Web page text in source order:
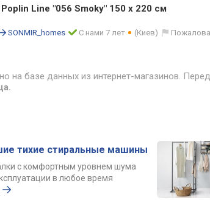
Line "056 Smoky" 150 х 220 см
SONMIR_homes С нами 7 лет (Киев)
на базе данных из интернет-магазинов.
тихие стиральные машины
с комфортным уровнем шума
в любое время